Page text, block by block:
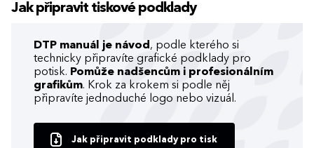
Jak připravit tiskové podklady
DTP manuál je návod , podle kterého si
technicky připravíte grafické podklady pro
potisk. Pomůže nadšencům i profesionálním
grafikům. Krok za krokem si podle něj
připravíte jednoduché logo nebo vizuál.
Jak připravit podklady pro tisk